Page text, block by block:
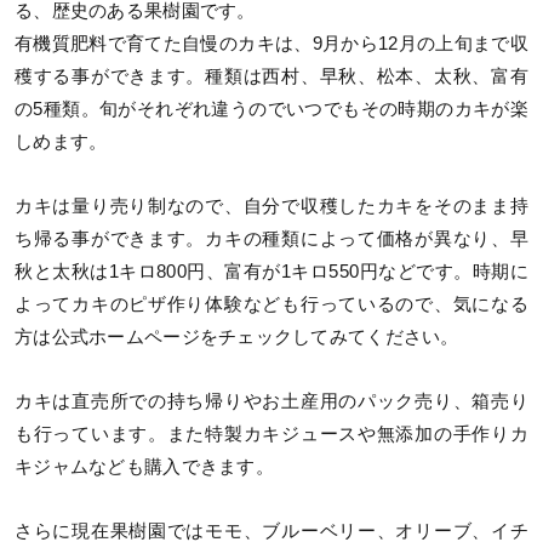
る、歴史のある果樹園です。
有機質肥料で育てた自慢のカキは、9月から12月の上旬まで収
穫する事ができます。種類は西村、早秋、松本、太秋、富有
の5種類。旬がそれぞれ違うのでいつでもその時期のカキが楽
しめます。
カキは量り売り制なので、自分で収穫したカキをそのまま持
ち帰る事ができます。カキの種類によって価格が異なり、早
秋と太秋は1キロ800円、富有が1キロ550円などです。時期に
よってカキのピザ作り体験なども行っているので、気になる
方は公式ホームページをチェックしてみてください。
カキは直売所での持ち帰りやお土産用のパック売り、箱売り
も行っています。また特製カキジュースや無添加の手作りカ
キジャムなども購入できます。
さらに現在果樹園ではモモ、ブルーベリー、オリーブ、イチ